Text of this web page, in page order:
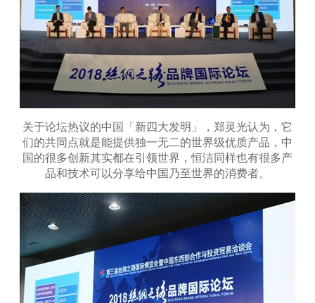
关于论坛热议的中国「新四大发明」，郑灵光认为，它
们的共同点就是能提供独一无二的世界级优质产品，中
国的很多创新其实都在引领世界，恒洁同样也有很多产
品和技术可以分享给中国乃至世界的消费者。